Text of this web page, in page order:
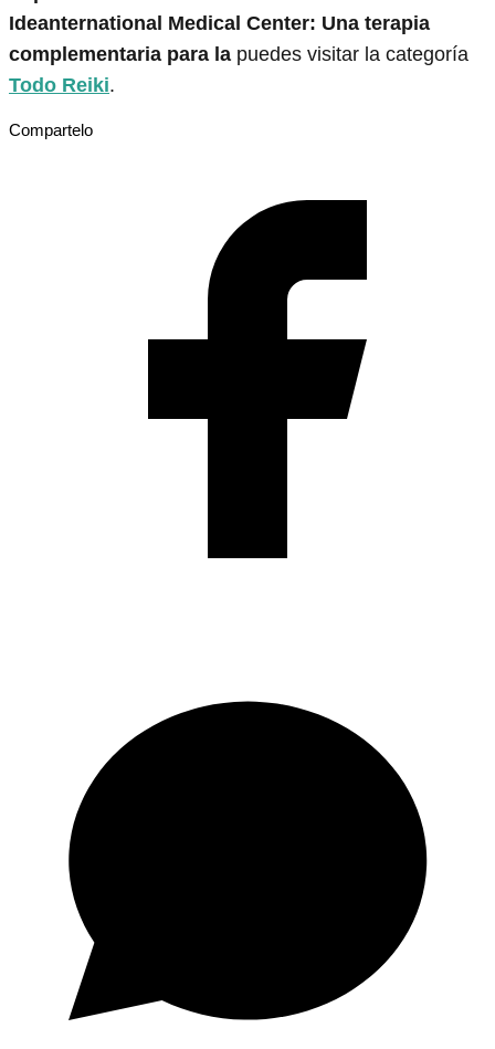
Ideanternational Medical Center: Una terapia
complementaria para la puedes visitar la categoría
Todo Reiki.
Compartelo